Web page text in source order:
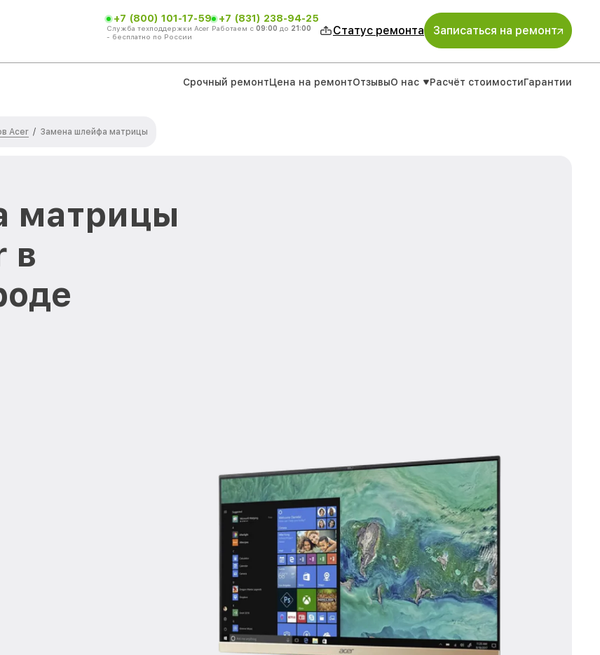
+7 (800) 101-17-59
Служба техподдержки Acer
- бесплатно по России
+7 (831) 238-94-25
Работаем с 09:00 до 21:00 Статус ремонта Записаться на ремонт
Срочный ремонтЦена на ремонтОтзывыО нас Расчёт стоимостиГарантии
Acer / Замена шлейфа матрицы
матрицы
в